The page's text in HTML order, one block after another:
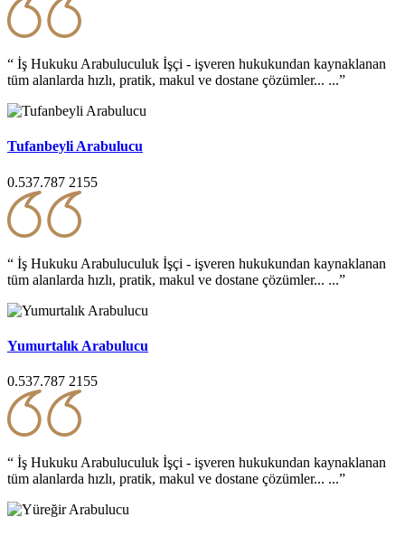
“ İş Hukuku Arabuluculuk İşçi - işveren hukukundan kaynaklanan
tüm alanlarda hızlı, pratik, makul ve dostane çözümler... ...”
Tufanbeyli Arabulucu
0.537.787 2155
“ İş Hukuku Arabuluculuk İşçi - işveren hukukundan kaynaklanan
tüm alanlarda hızlı, pratik, makul ve dostane çözümler... ...”
Yumurtalık Arabulucu
0.537.787 2155
“ İş Hukuku Arabuluculuk İşçi - işveren hukukundan kaynaklanan
tüm alanlarda hızlı, pratik, makul ve dostane çözümler... ...”